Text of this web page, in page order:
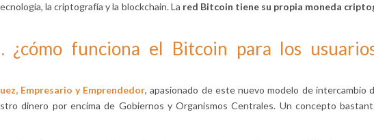
la criptografía y la blockchain. La red Bitcoin tiene su propia moneda
funciona el Bitcoin para los
Empresario y Emprendedor, apasionado de este nuevo modelo de intercambio
dinero por encima de Gobiernos y Organismos Centrales. Un concepto